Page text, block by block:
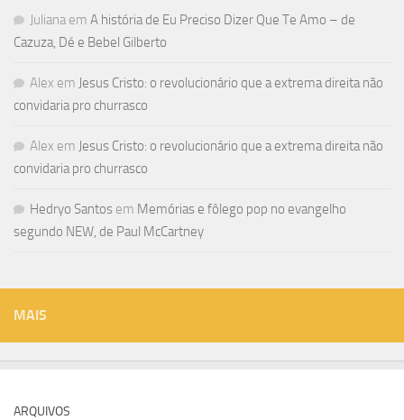
Juliana em A história de Eu Preciso Dizer Que Te Amo – de
Cazuza, Dé e Bebel Gilberto
Alex em Jesus Cristo: o revolucionário que a extrema direita não
convidaria pro churrasco
Alex em Jesus Cristo: o revolucionário que a extrema direita não
convidaria pro churrasco
Hedryo Santos em Memórias e fôlego pop no evangelho
segundo NEW, de Paul McCartney
MAIS
ARQUIVOS